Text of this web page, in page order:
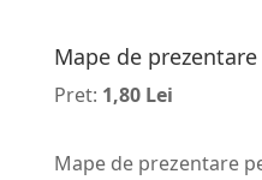
Mape de
Pret: 1,80 Lei
Mape de prezentare